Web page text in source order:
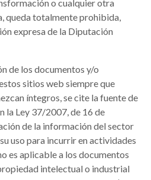
o cualquier otra
queda totalmente prohibida,
expresa de la Diputación
de los documentos y/o
sitios web siempre que
íntegros, se cite la fuente de
la Ley 37/2007, de 16 de
de la información del sector
uso para incurrir en actividades
es aplicable a los documentos
intelectual o industrial